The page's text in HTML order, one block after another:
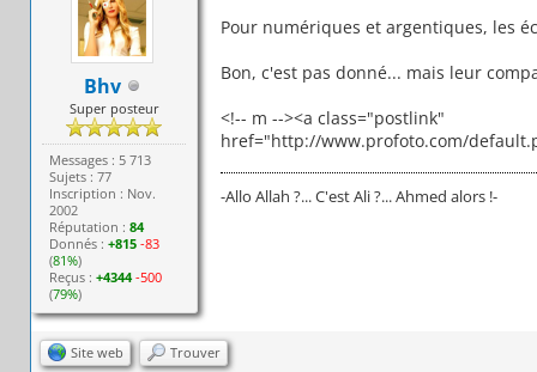
Bhv
Super posteur
Messages : 5 713
Sujets : 77
Inscription : Nov.
2002
Réputation :84
Donnés :+815 -83
(81%)
Reçus :+4344 -500
(79%)
Pour numériques et argentiques, les
Bon, c'est pas donné... mais leur
<!-- m --><a class="postlink"
href="http://www.profoto.com/
-Allo Allah ?... C'est Ali ?... Ahmed alors !-
Site web Trouver